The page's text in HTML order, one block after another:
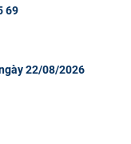
69
22/08/2026